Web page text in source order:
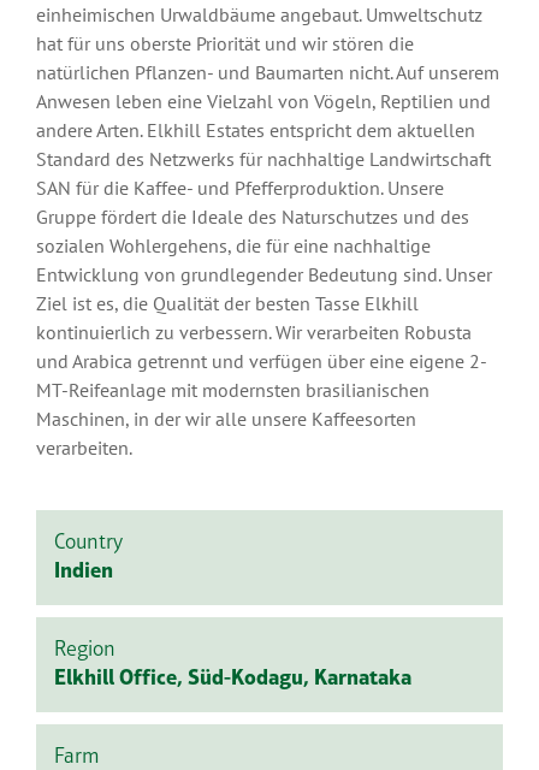
einheimischen Urwaldbäume angebaut. Umweltschutz
hat für uns oberste Priorität und wir stören die
natürlichen Pflanzen- und Baumarten nicht. Auf unserem
Anwesen leben eine Vielzahl von Vögeln, Reptilien und
andere Arten. Elkhill Estates entspricht dem aktuellen
Standard des Netzwerks für nachhaltige Landwirtschaft
SAN für die Kaffee- und Pfefferproduktion. Unsere
Gruppe fördert die Ideale des Naturschutzes und des
sozialen Wohlergehens, die für eine nachhaltige
Entwicklung von grundlegender Bedeutung sind. Unser
Ziel ist es, die Qualität der besten Tasse Elkhill
kontinuierlich zu verbessern. Wir verarbeiten Robusta
und Arabica getrennt und verfügen über eine eigene 2-
MT-Reifeanlage mit modernsten brasilianischen
Maschinen, in der wir alle unsere Kaffeesorten
verarbeiten.
Country
Indien
Region
Elkhill Office, Süd-Kodagu, Karnataka
Farm